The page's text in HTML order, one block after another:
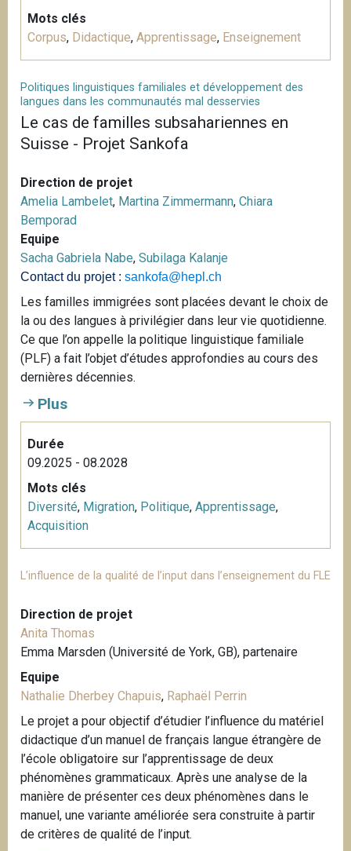
Mots clés
Corpus, Didactique, Apprentissage, Enseignement
Politiques linguistiques familiales et développement des
langues dans les communautés mal desservies
Le cas de familles subsahariennes en
Suisse - Projet Sankofa
Direction de projet
Amelia Lambelet, Martina Zimmermann, Chiara
Bemporad
Equipe
Sacha Gabriela Nabe, Subilaga Kalanje
Contact du projet : sankofa@hepl.ch
Les familles immigrées sont placées devant le choix de
la ou des langues à privilégier dans leur vie quotidienne.
Ce que l’on appelle la politique linguistique familiale
(PLF) a fait l’objet d’études approfondies au cours des
dernières décennies.
Plus
Durée
09.2025 - 08.2028
Mots clés
Diversité, Migration, Politique, Apprentissage,
Acquisition
L’influence de la qualité de l’input dans l’enseignement du FLE
Direction de projet
Anita Thomas
Emma Marsden (Université de York, GB), partenaire
Equipe
Nathalie Dherbey Chapuis, Raphaël Perrin
Le projet a pour objectif d’étudier l’influence du matériel
didactique d’un manuel de français langue étrangère de
l’école obligatoire sur l’apprentissage de deux
phénomènes grammaticaux. Après une analyse de la
manière de présenter ces deux phénomènes dans le
manuel, une variante améliorée sera construite à partir
de critères de qualité de l’input.